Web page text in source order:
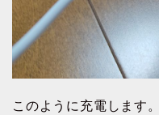
このように充電します